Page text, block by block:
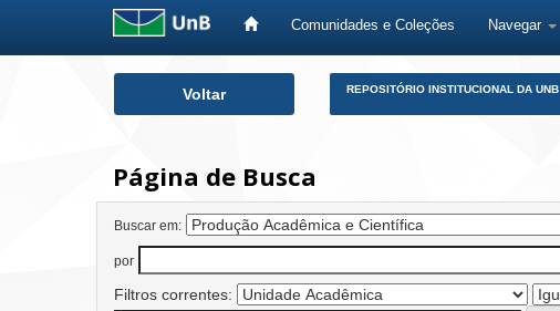
Comunidades e Coleções Navegar
Voltar REPOSITÓRIO INSTITUCIONAL DA UNB
Página de Busca
Buscar em:
por
Filtros correntes: